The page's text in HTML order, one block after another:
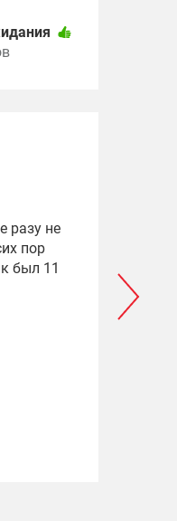
разу не
пор
был 11